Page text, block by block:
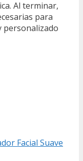
Al terminar,
para
personalizado
Facial Suave